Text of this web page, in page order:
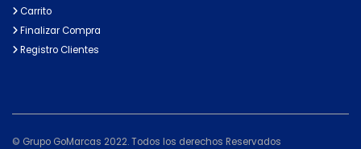
Carrito
Finalizar Compra
Registro Clientes
© Grupo GoMarcas 2022. Todos los derechos Reservados